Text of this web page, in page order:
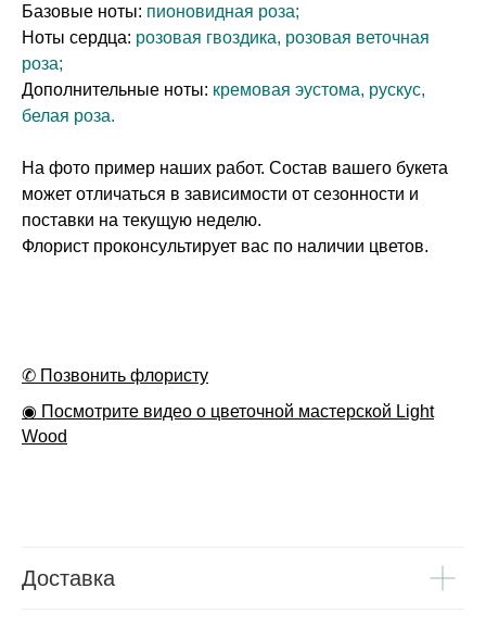
Базовые ноты: пионовидная роза;
Ноты сердца: розовая гвоздика, розовая веточная
роза;
Дополнительные ноты: кремовая эустома, рускус,
белая роза.
На фото пример наших работ. Состав вашего букета
может отличаться в зависимости от сезонности и
поставки на текущую неделю.
Флорист проконсультирует вас по наличии цветов.
✆ Позвонить флористу
◉ Посмотрите видео о цветочной мастерской Light
Wood
Доставка